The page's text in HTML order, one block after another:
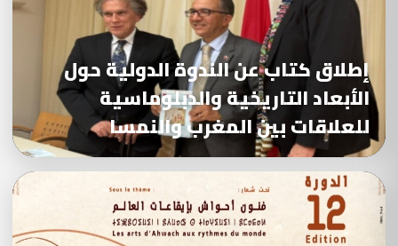
إطلاق كتاب عن الندوة الدولية حول
الأبعاد التاريخية والدبلوماسية
للعلاقات بين المغرب والنمسا